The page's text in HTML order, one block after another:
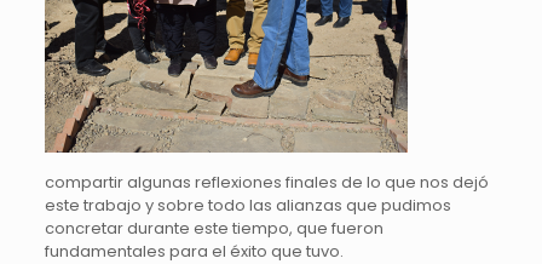
compartir algunas reflexiones finales de lo que nos dejó
este trabajo y sobre todo las alianzas que pudimos
concretar durante este tiempo, que fueron
fundamentales para el éxito que tuvo.